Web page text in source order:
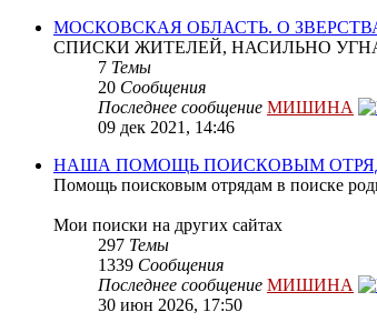
МОСКОВСКАЯ ОБЛАСТЬ. О
СПИСКИ ЖИТЕЛЕЙ, НАСИЛЬНО
7 Темы
20 Сообщения
Последнее сообщение МИШИНА
09 дек 2021, 14:46
НАША ПОМОЩЬ ПОИСКОВЫМ
Помощь поисковым отрядам в поиске
Мои поиски на других сайтах
297 Темы
1339 Сообщения
Последнее сообщение МИШИНА
30 июн 2026, 17:50